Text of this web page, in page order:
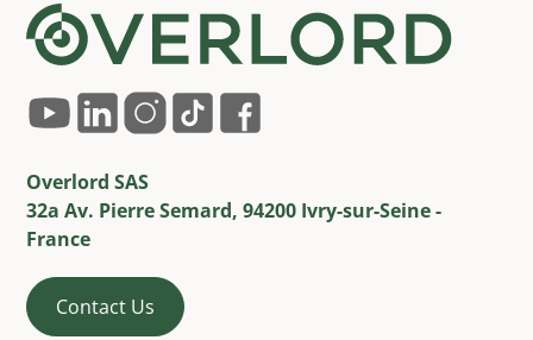
Overlord SAS
32a Av. Pierre Semard, 94200 Ivry-sur-Seine -
France
Contact Us